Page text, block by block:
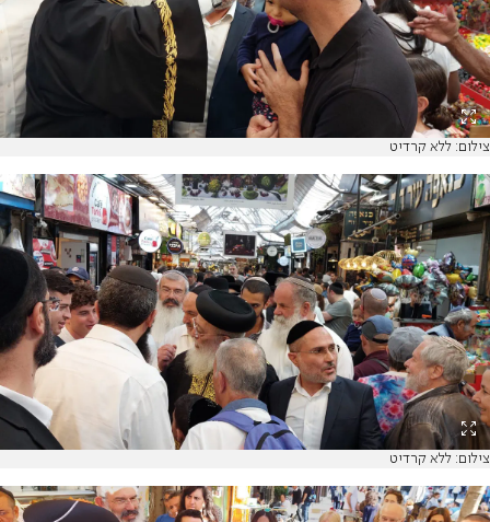
צילום: ללא קרדיט
צילום: ללא קרדיט